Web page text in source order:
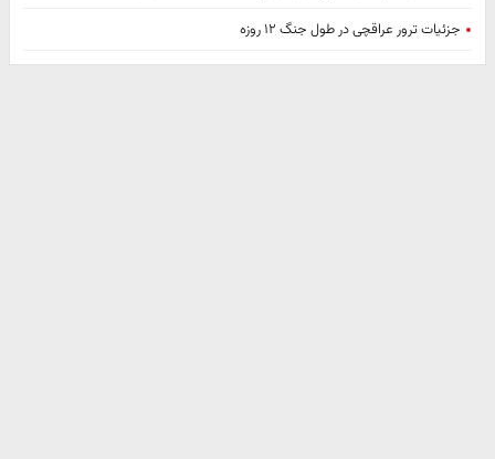
جزئیات ترور عراقچی در طول جنگ ۱۲ روزه